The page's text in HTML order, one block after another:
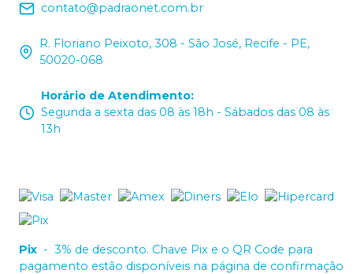
contato@padraonet.com.br
R. Floriano Peixoto, 308 - São José, Recife - PE,
50020-068
Horário de Atendimento:
Segunda a sexta das 08 às 18h - Sábados das 08 às
13h
Pix - 3% de desconto. Chave Pix e o QR Code para
pagamento estão disponíveis na página de confirmação